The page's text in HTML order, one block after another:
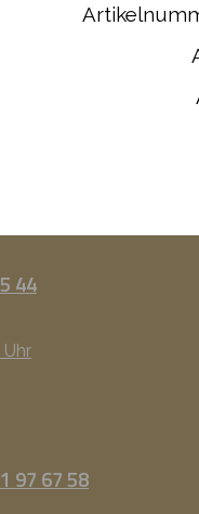
44
97 67 58